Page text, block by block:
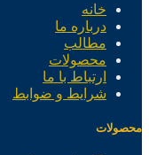
خانه
درباره ما
مطالب
محصولات
ارتباط با ما
شرایط و ضوابط
محصولات